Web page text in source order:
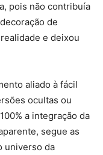
pois não contribuía
de
e deixou
aliado à fácil
ocultas ou
a integração da
segue as
universo da